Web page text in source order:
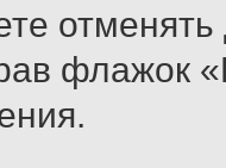
флажок